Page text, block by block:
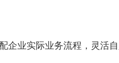
企业实际业务流程，灵活